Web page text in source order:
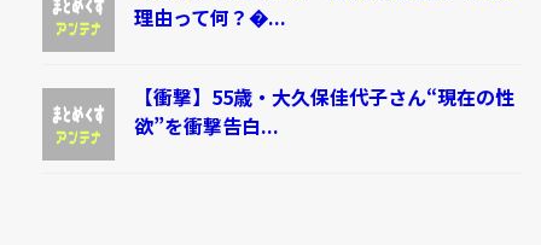
理由って何？�...
【衝撃】55歳・大久保佳代子さん“現在の性
欲”を衝撃告白...